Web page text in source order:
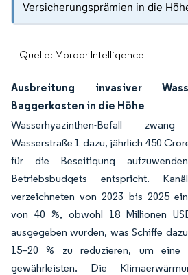
Versicherungsprämien in die
Quelle: Mordor Intelligence
Ausbreitung invasiver
Baggerkosten in die Höhe
Wasserhyazinthen-Befall
Wasserstraße 1 dazu, jährlich 450
für die Beseitigung
Betriebsbudgets entspricht.
verzeichneten von 2023 bis 2025
von 40 %, obwohl 18 Millionen
ausgegeben wurden, was Schiffe
15–20 % zu reduzieren, um eine
gewährleisten. Die